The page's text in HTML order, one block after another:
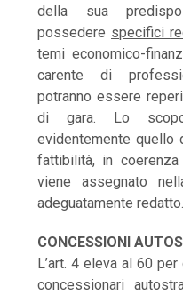
della sua
possedere specifici
temi economico-
carente di
potranno essere
di gara. Lo
evidentemente
fattibilità, in
viene assegnato
adeguatamente redatto.
CONCESSIONI
L’art. 4 eleva al 60
concessionari